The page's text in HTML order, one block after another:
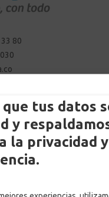
que tus datos
y
la privacidad
80